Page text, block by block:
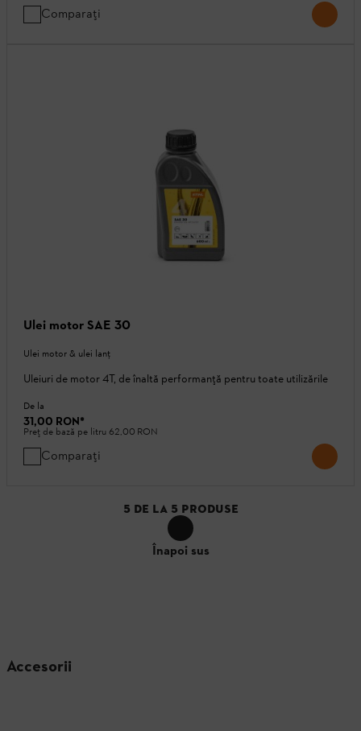
Comparați
Ulei motor SAE 30
Ulei motor & ulei lanţ
Uleiuri de motor 4T, de înaltă performanță pentru toate utilizările
De la
31,00 RON*
Preț de bază pe litru 62,00 RON
Comparați
5 DE LA 5 PRODUSE
Înapoi sus
Accesorii